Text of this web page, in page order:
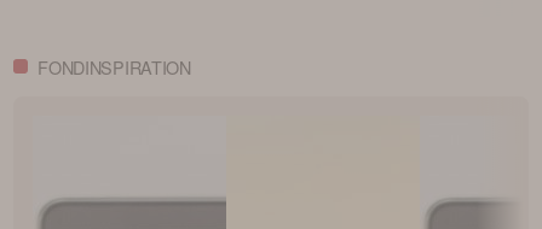
FONDINSPIRATION